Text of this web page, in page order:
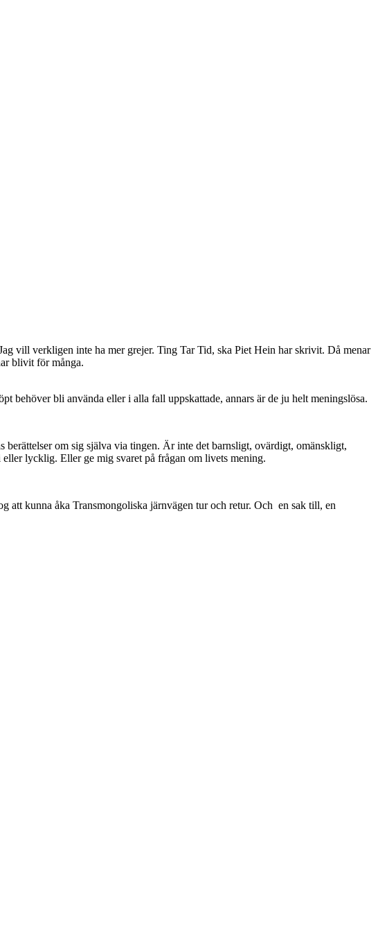
vill verkligen inte ha mer grejer. Ting Tar Tid, ska Piet Hein har skrivit. Då menar
blivit för många.
behöver bli använda eller i alla fall uppskattade, annars är de ju helt meningslösa.
om sig själva via tingen. Är inte det barnsligt, ovärdigt, omänskligt,
lycklig. Eller ge mig svaret på frågan om livets mening.
att kunna åka Transmongoliska järnvägen tur och retur. Och en sak till, en